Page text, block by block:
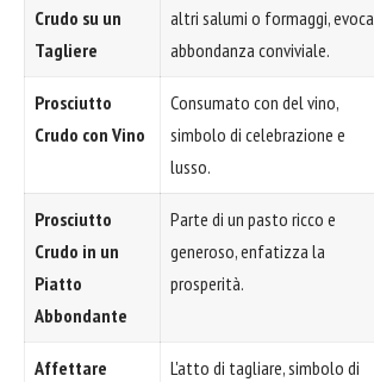
Crudo su un
Tagliere
altri salumi o formaggi, evoca
abbondanza conviviale.
Prosciutto
Crudo con Vino
Consumato con del vino,
simbolo di celebrazione e
lusso.
Prosciutto
Crudo in un
Piatto
Abbondante
Parte di un pasto ricco e
generoso, enfatizza la
prosperità.
Affettare
L'atto di tagliare, simbolo di